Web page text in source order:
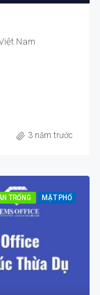
Nam
3 năm trước
TRỐNG MẶT PHỐ